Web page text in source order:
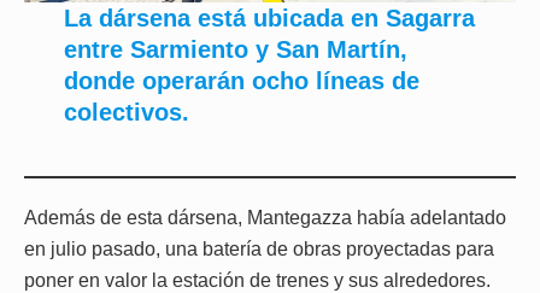
La dársena está ubicada en Sagarra
entre Sarmiento y San Martín,
donde operarán ocho líneas de
colectivos.
Además de esta dársena, Mantegazza había adelantado
en julio pasado, una batería de obras proyectadas para
poner en valor la estación de trenes y sus alrededores.